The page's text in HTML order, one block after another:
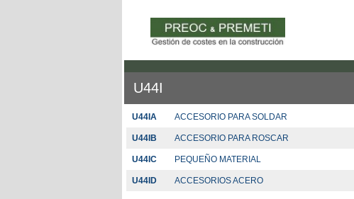
U44I
U44IA ACCESORIO PARA SOLDAR
U44IB ACCESORIO PARA ROSCAR
U44IC PEQUEÑO MATERIAL
U44ID ACCESORIOS ACERO